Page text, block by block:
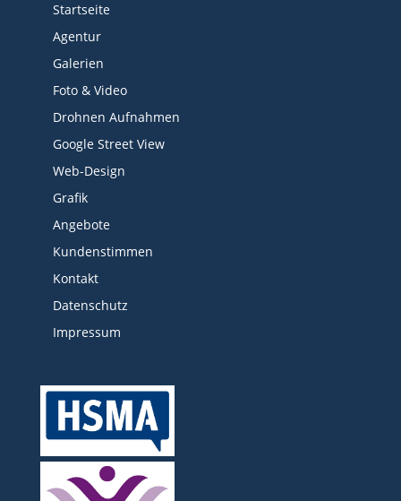
Startseite
Agentur
Galerien
Foto & Video
Drohnen Aufnahmen
Google Street View
Web-Design
Grafik
Angebote
Kundenstimmen
Kontakt
Datenschutz
Impressum